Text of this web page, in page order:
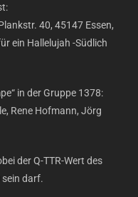
40, 45147 Essen,
ein Hallelujah -Südlich
in der Gruppe 1378:
Rene Hofmann, Jörg
der Q-TTR-Wert des
darf.